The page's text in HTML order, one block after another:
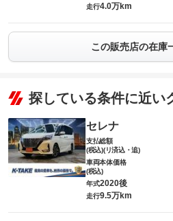
走行4.0万km
この販売店の在庫
探している条件に近い
セレナ
支払総額
(税込)(リ済込・追)
車両本体価格
(税込)
年式2020後
走行9.5万km